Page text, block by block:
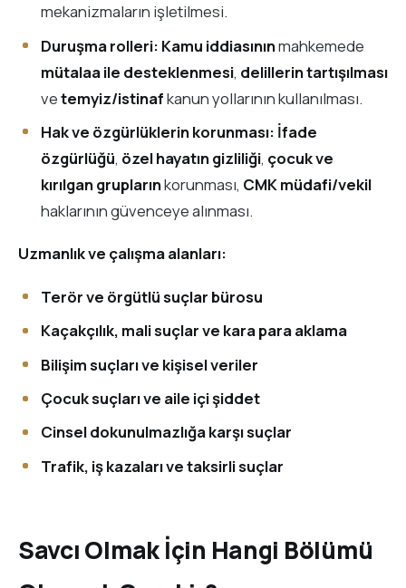
mekanizmaların işletilmesi.
Duruşma rolleri: Kamu iddiasınınmahkemede
mütalaa ile desteklenmesi, delillerin tartışılması
vetemyiz/istinafkanun yollarının kullanılması.
Hak ve özgürlüklerin korunması: İfade
özgürlüğü, özel hayatın gizliliği, çocuk ve
kırılgan gruplarınkorunması, CMK müdafi/vekil
haklarının güvenceye alınması.
Uzmanlık ve çalışma alanları:
Terör ve örgütlü suçlar bürosu
Kaçakçılık, mali suçlar ve kara para aklama
Bilişim suçları ve kişisel veriler
Çocuk suçları ve aile içi şiddet
Cinsel dokunulmazlığa karşı suçlar
Trafik, iş kazaları ve taksirli suçlar
Savcı Olmak İçin Hangi Bölümü